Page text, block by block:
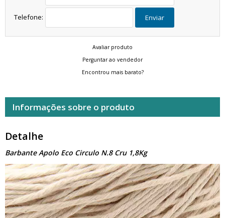
Telefone: Enviar
Avaliar produto
Perguntar ao vendedor
Encontrou mais barato?
Informações sobre o produto
Detalhe
Barbante Apolo Eco Circulo N.8 Cru 1,8Kg